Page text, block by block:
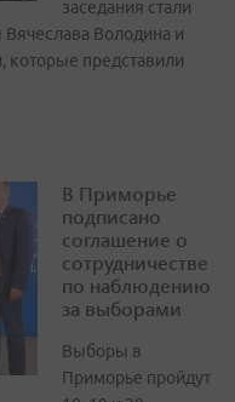
заседания стали
Володина и
которые представили
В Приморье
подписано
соглашение о
сотрудничестве
по наблюдению
за выборами
Выборы в
Приморье пройдут